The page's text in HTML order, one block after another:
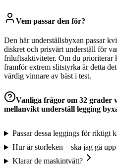
Vem passar den för?
Den här underställsbyxan passar
diskret och prisvärt underställ för
friluftsaktiviteter. Om du prioriterar
framför extrem slitstyrka är detta
värdig vinnare av bäst i test.
Vanliga frågor om 32 grader
mellanvikt underställ legging
Passar dessa leggings för riktigt
Hur är storleken – ska jag gå
Klarar de maskintvätt?